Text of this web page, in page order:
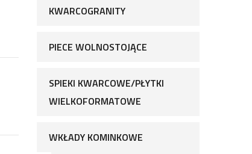
KWARCOGRANITY
PIECE WOLNOSTOJĄCE
SPIEKI KWARCOWE/PŁYTKI
WIELKOFORMATOWE
WKŁADY KOMINKOWE